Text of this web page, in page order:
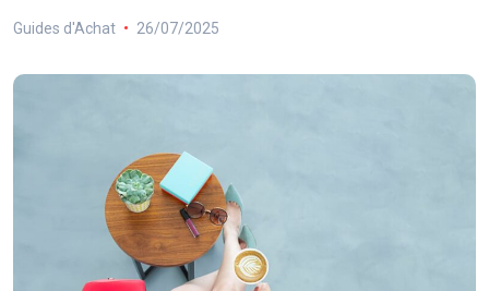
Guides d'Achat 26/07/2025